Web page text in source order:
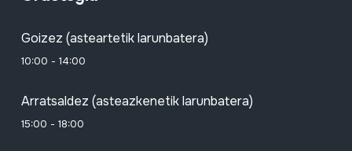
Goizez (asteartetik larunbatera)
10:00 - 14:00
Arratsaldez (asteazkenetik larunbatera)
15:00 - 18:00